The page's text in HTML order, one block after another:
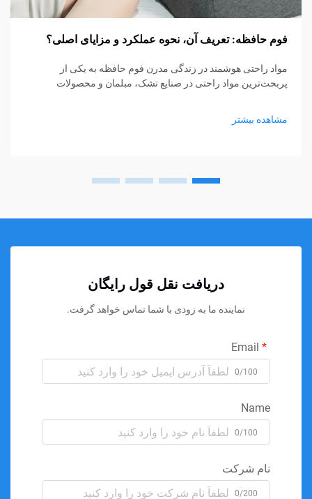
فوم حافظه: تعریف آن، نحوه عملکرد و مزایای اصلی؟
مواد راحتی هوشمند در زندگی مدرن فوم حافظه به یکی از
پربحث‌ترین مواد راحتی در صنایع تشک، مبلمان و محصولات
مشاهده بیشتر
دریافت نقل قول رایگان
نماینده ما به زودی با شما تماس خواهد گرفت.
0/100
Name
0/100
نام شرکت
0/200